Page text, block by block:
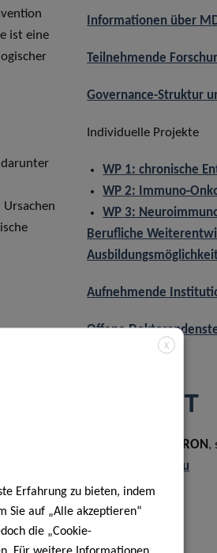
ist eine
zum
Informationen über
Teilnehmende
Governance-Struktur
Individuelle Projekte
WP 1: chronische
WP 2: Immuno-
WP 3:
Berufliche
Aufnehmende
Offene
KONTAKT
TRON,
i2TRON@lih.lu
X
Erfahrung zu bieten, indem
Sie auf „Alle akzeptieren“
die „Cookie-